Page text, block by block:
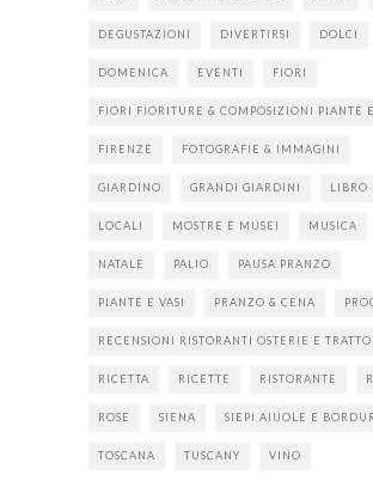
DEGUSTAZIONI DIVERTIRSI DOLCI
DOMENICA EVENTI FIORI
FIORI FIORITURE & COMPOSIZIONI PIANTE
FIRENZE FOTOGRAFIE & IMMAGINI
GIARDINO GRANDI GIARDINI LIBRO
LOCALI MOSTRE E MUSEI MUSICA
NATALE PALIO PAUSA PRANZO
PIANTE E VASI PRANZO & CENA
RECENSIONI RISTORANTI OSTERIE E
RICETTA RICETTE RISTORANTE
ROSE SIENA SIEPI AIUOLE E
TOSCANA TUSCANY VINO